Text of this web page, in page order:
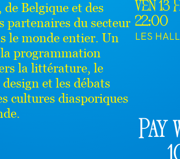
ven 13
22:00
LES
Pay
Belgique et des
partenaires du secteur
le monde entier. Un
programmation
la littérature, le
et les débats
cultures diasporiques